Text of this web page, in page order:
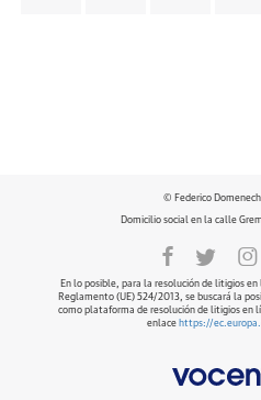
© Federico
Domicilio social en la calle
En lo posible, para la resolución de litigios
Reglamento (UE) 524/2013, se buscará la
como plataforma de resolución de litigios en
enlace https://